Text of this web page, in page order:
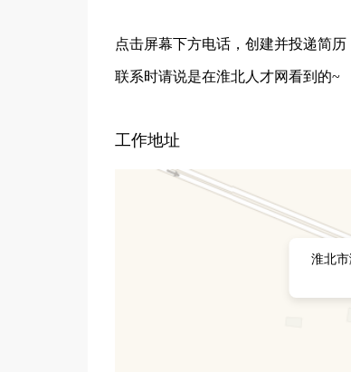
点击屏幕下方电话，创建并投递简
联系时请说是在淮北人才网看到的~
工作地址
淮北